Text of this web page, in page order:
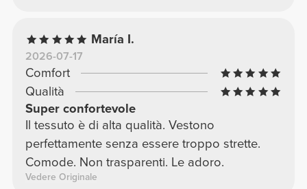
María I.
2026-07-17
Comfort
Qualità
Super confortevole
Il tessuto è di alta qualità. Vestono
perfettamente senza essere troppo strette.
Comode. Non trasparenti. Le adoro.
Vedere Originale